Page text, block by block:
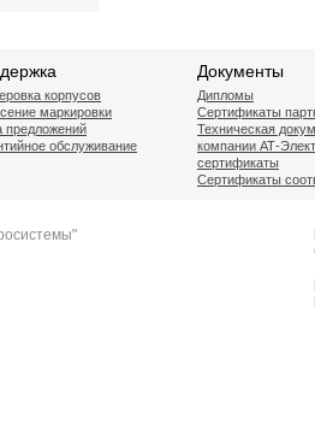
корпусов
маркировки
предложений
обслуживание
Документы
Дипломы
Сертификаты
Техническая
компании АТ-
сертификаты
Сертификаты